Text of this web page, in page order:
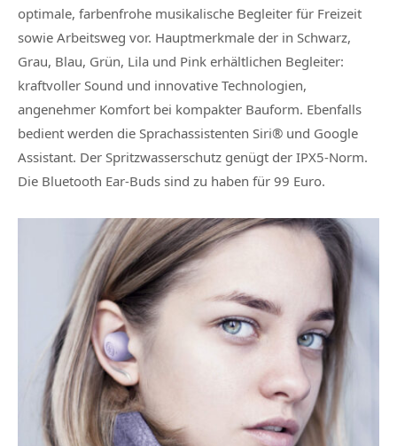
optimale, farbenfrohe musikalische Begleiter für Freizeit
sowie Arbeitsweg vor. Hauptmerkmale der in Schwarz,
Grau, Blau, Grün, Lila und Pink erhältlichen Begleiter:
kraftvoller Sound und innovative Technologien,
angenehmer Komfort bei kompakter Bauform. Ebenfalls
bedient werden die Sprachassistenten Siri® und Google
Assistant. Der Spritzwasserschutz genügt der IPX5-Norm.
Die Bluetooth Ear-Buds sind zu haben für 99 Euro.